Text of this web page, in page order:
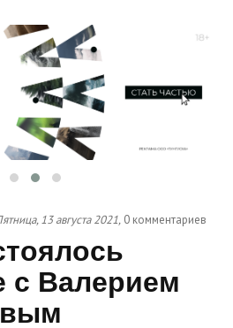
13 августа 2021, 0 комментариев
с Валерием